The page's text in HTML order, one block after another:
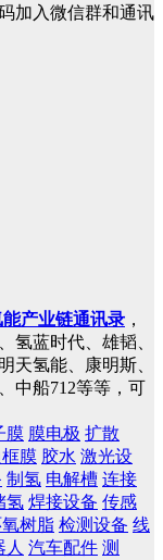
加入微信群和通讯
产业链通讯录 ，
氢蓝时代、雄韬、
天氢能、康明斯、
中船712等等，可
膜 膜电极 扩散
膜 胶水 激光设
制氢 电解槽 连接
氢 焊接设备 传感
树脂 检测设备 线
人 汽车配件 测